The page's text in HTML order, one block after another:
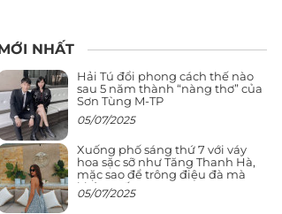
NHẤT
Hải Tú đổi phong cách thế nào
sau 5 năm thành “nàng thơ” của
Sơn Tùng M-TP
05/07/2025
Xuống phố sáng thứ 7 với váy
hoa sặc sỡ như Tăng Thanh Hà,
mặc sao để trông điệu đà mà
không sến
05/07/2025